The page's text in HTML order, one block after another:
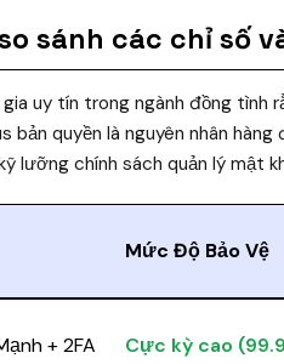
sánh các chỉ số
gia uy tín trong ngành đồng tình
bản quyền là nguyên nhân
lưỡng chính sách quản lý mật
Mức Độ Bảo Vệ
+ 2FA Cực kỳ cao